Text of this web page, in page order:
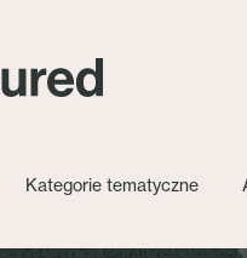
Kategorie tematyczne